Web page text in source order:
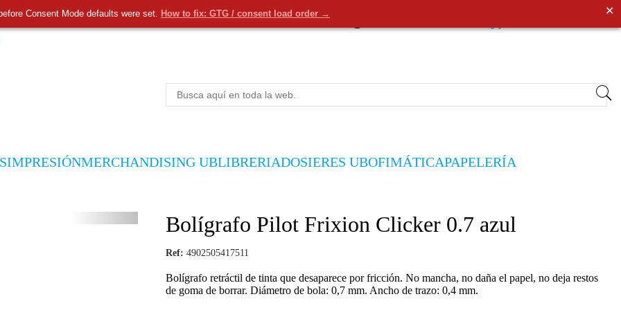
Consent Mode defaults were set. How to fix: GTG / consent load order → ✕
IMPRESIÓNMERCHANDISING UBLIBRERIADOSIERES UBOFIMÁTICAPAPELERÍA
Bolígrafo Pilot Frixion Clicker 0.7 azul
Ref: 4902505417511
Bolígrafo retráctil de tinta que desaparece por fricción. No mancha, no daña el papel, no deja restos
de goma de borrar. Diámetro de bola: 0,7 mm. Ancho de trazo: 0,4 mm.